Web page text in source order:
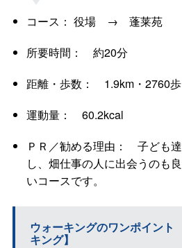
コース： 役場 → 蓬莱苑
所要時間： 約20分
距離・歩数： 1.9km・2760歩
運動量： 60.2kcal
ＰＲ／勧める理由： 子ども
し、畑仕事の人に出会うのも
いコースです。
ウォーキングのワンポイン
キング】